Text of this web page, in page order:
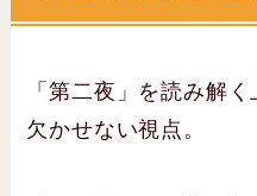
「第二夜」を読み解
欠かせない視点。